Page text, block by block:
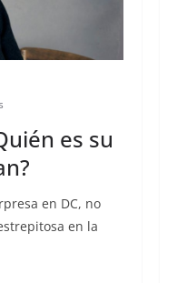
es su
en DC, no
en la